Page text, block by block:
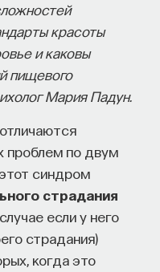
красоты
и каковы
пищевого
Мария Падун.
проблем по двум
синдром
страдания
если у него
страдания)
когда это